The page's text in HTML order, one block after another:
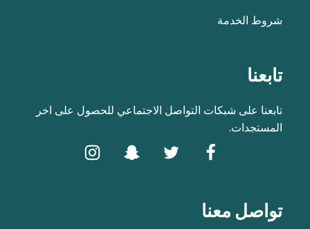
شروط الخدمة
تابعنا
تابعنا على شبكات التواصل الاجتماعي للحصول على اخر
المستجدات.
تواصل معنا